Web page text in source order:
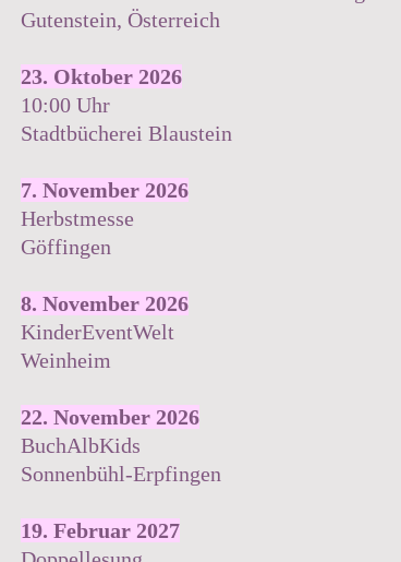
Gutenstein, Österreich
23. Oktober 2026
10:00 Uhr
Stadtbücherei Blaustein
7. November 2026
Herbstmesse
Göffingen
8. November 2026
KinderEventWelt
Weinheim
22. November 2026
BuchAlbKids
Sonnenbühl-Erpfingen
19. Februar 2027